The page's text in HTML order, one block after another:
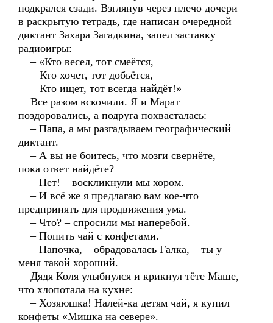
подкрался сзади. Взглянув через плечо дочери
в раскрытую тетрадь, где написан очередной
диктант Захара Загадкина, запел заставку
радиоигры:
– «Кто весел, тот смеётся,
Кто хочет, тот добьётся,
Кто ищет, тот всегда найдёт!»
Все разом вскочили. Я и Марат
поздоровались, а подруга похвасталась:
– Папа, а мы разгадываем географический
диктант.
– А вы не боитесь, что мозги свернёте,
пока ответ найдёте?
– Нет! – воскликнули мы хором.
– И всё же я предлагаю вам кое-что
предпринять для продвижения ума.
– Что? – спросили мы наперебой.
– Попить чай с конфетами.
– Папочка, – обрадовалась Галка, – ты у
меня такой хороший.
Дядя Коля улыбнулся и крикнул тёте Маше,
что хлопотала на кухне:
– Хозяюшка! Налей-ка детям чай, я купил
конфеты «Мишка на севере».